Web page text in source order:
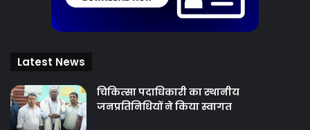
Latest News
चिकित्‍सा पदाधिकारी का स्थानीय
जनप्रतिनिधियों ने किया स्वागत